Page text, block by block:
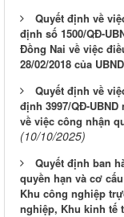
Quyết định về
định số 1500/QĐ-
Đồng Nai về việc
28/02/2018 của
Quyết định về
định 3997/QĐ-UBND
về việc công nhận
(10/10/2025)
Quyết định ban
quyền hạn và cơ
Khu công nghiệp
nghiệp, Khu kinh tế